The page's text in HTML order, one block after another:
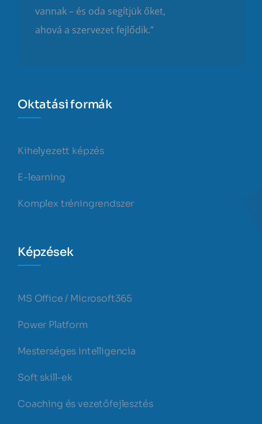
vannak – és oda segítjük őket,
ahová a szervezet fejlődik.”
Oktatási formák
Kihelyezett képzés
E-learning
Komplex tréningrendszer
Képzések
MS Office / Microsoft365
Power Platform
Mesterséges intelligencia
Soft skill-ek
Coaching és vezetőfejlesztés